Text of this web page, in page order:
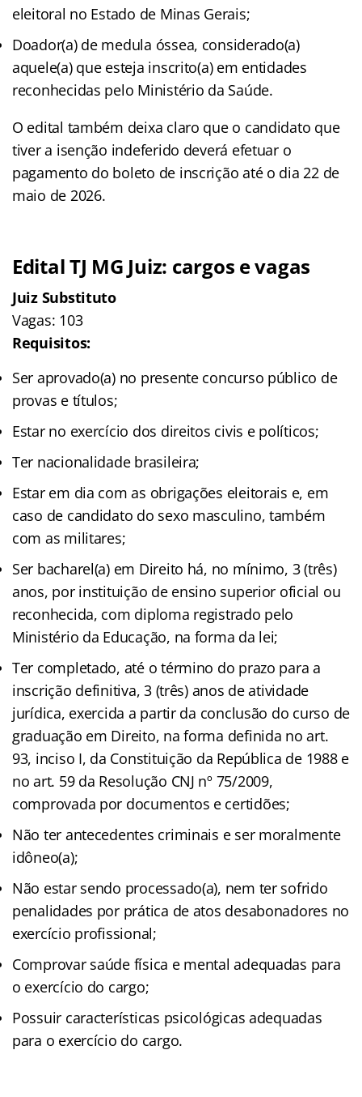
eleitoral no Estado de Minas Gerais;
Doador(a) de medula óssea, considerado(a)
aquele(a) que esteja inscrito(a) em entidades
reconhecidas pelo Ministério da Saúde.
O edital também deixa claro que o candidato que
tiver a isenção indeferido deverá efetuar o
pagamento do boleto de inscrição até o dia 22 de
maio de 2026.
Edital TJ MG Juiz: cargos e vagas
Juiz Substituto
Vagas: 103
Requisitos:
Ser aprovado(a) no presente concurso público de
provas e títulos;
Estar no exercício dos direitos civis e políticos;
Ter nacionalidade brasileira;
Estar em dia com as obrigações eleitorais e, em
caso de candidato do sexo masculino, também
com as militares;
Ser bacharel(a) em Direito há, no mínimo, 3 (três)
anos, por instituição de ensino superior oficial ou
reconhecida, com diploma registrado pelo
Ministério da Educação, na forma da lei;
Ter completado, até o término do prazo para a
inscrição definitiva, 3 (três) anos de atividade
jurídica, exercida a partir da conclusão do curso de
graduação em Direito, na forma definida no art.
93, inciso I, da Constituição da República de 1988 e
no art. 59 da Resolução CNJ nº 75/2009,
comprovada por documentos e certidões;
Não ter antecedentes criminais e ser moralmente
idôneo(a);
Não estar sendo processado(a), nem ter sofrido
penalidades por prática de atos desabonadores no
exercício profissional;
Comprovar saúde física e mental adequadas para
o exercício do cargo;
Possuir características psicológicas adequadas
para o exercício do cargo.